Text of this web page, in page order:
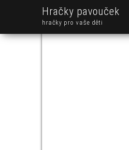
Hračky pavouček
hračky pro vaše děti